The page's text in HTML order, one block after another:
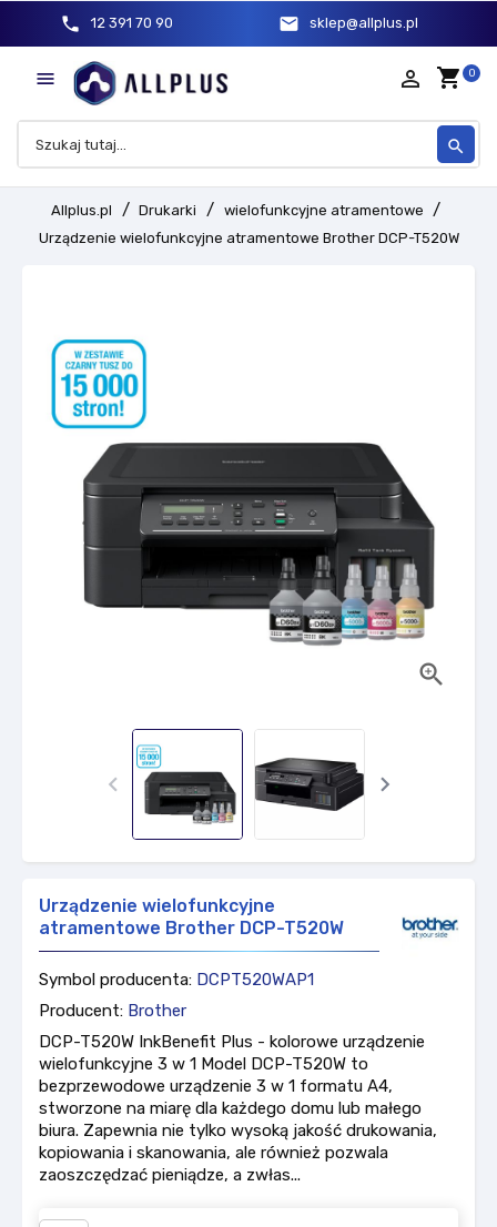
phone 12 391 70 90 mail sklep@allplus.pl
 shopping_cart 0
person_outline
search
Allplus.pl Drukarki
wielofunkcyjne atramentowe
Urządzenie wielofunkcyjne atramentowe Brother DCP-T520W

 
Urządzenie wielofunkcyjne
atramentowe Brother DCP-T520W
Symbol producenta: DCPT520WAP1
Producent: Brother
DCP-T520W InkBenefit Plus - kolorowe urządzenie
wielofunkcyjne 3 w 1 Model DCP-T520W to
bezprzewodowe urządzenie 3 w 1 formatu A4,
stworzone na miarę dla każdego domu lub małego
biura. Zapewnia nie tylko wysoką jakość drukowania,
kopiowania i skanowania, ale również pozwala
zaoszczędzać pieniądze, a zwłas...